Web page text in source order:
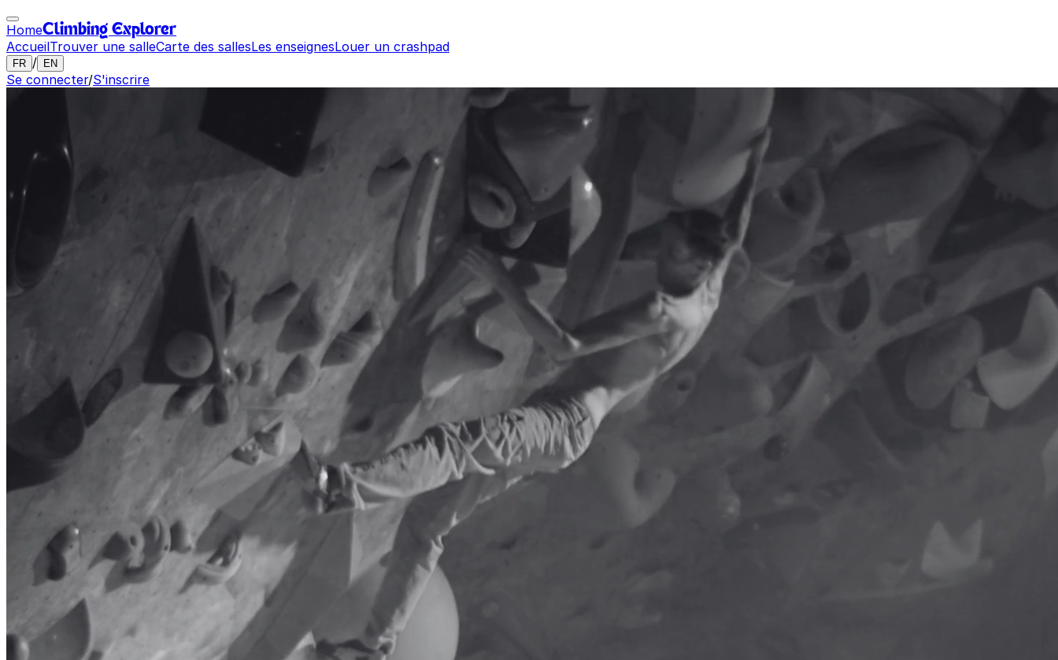
HomeClimbing Explorer
AccueilTrouver une salleCarte des sallesLes enseignesLouer un crashpad
FR / EN
Se connecter/S'inscrire